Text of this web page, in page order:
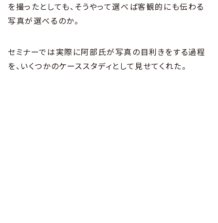
を撮ったとしても、そうやって選べば客観的にも伝わる
写真が選べるのか。
セミナーでは実際に阿部氏が写真の目利きをする過程
を、いくつかのケーススタディとして見せてくれた。